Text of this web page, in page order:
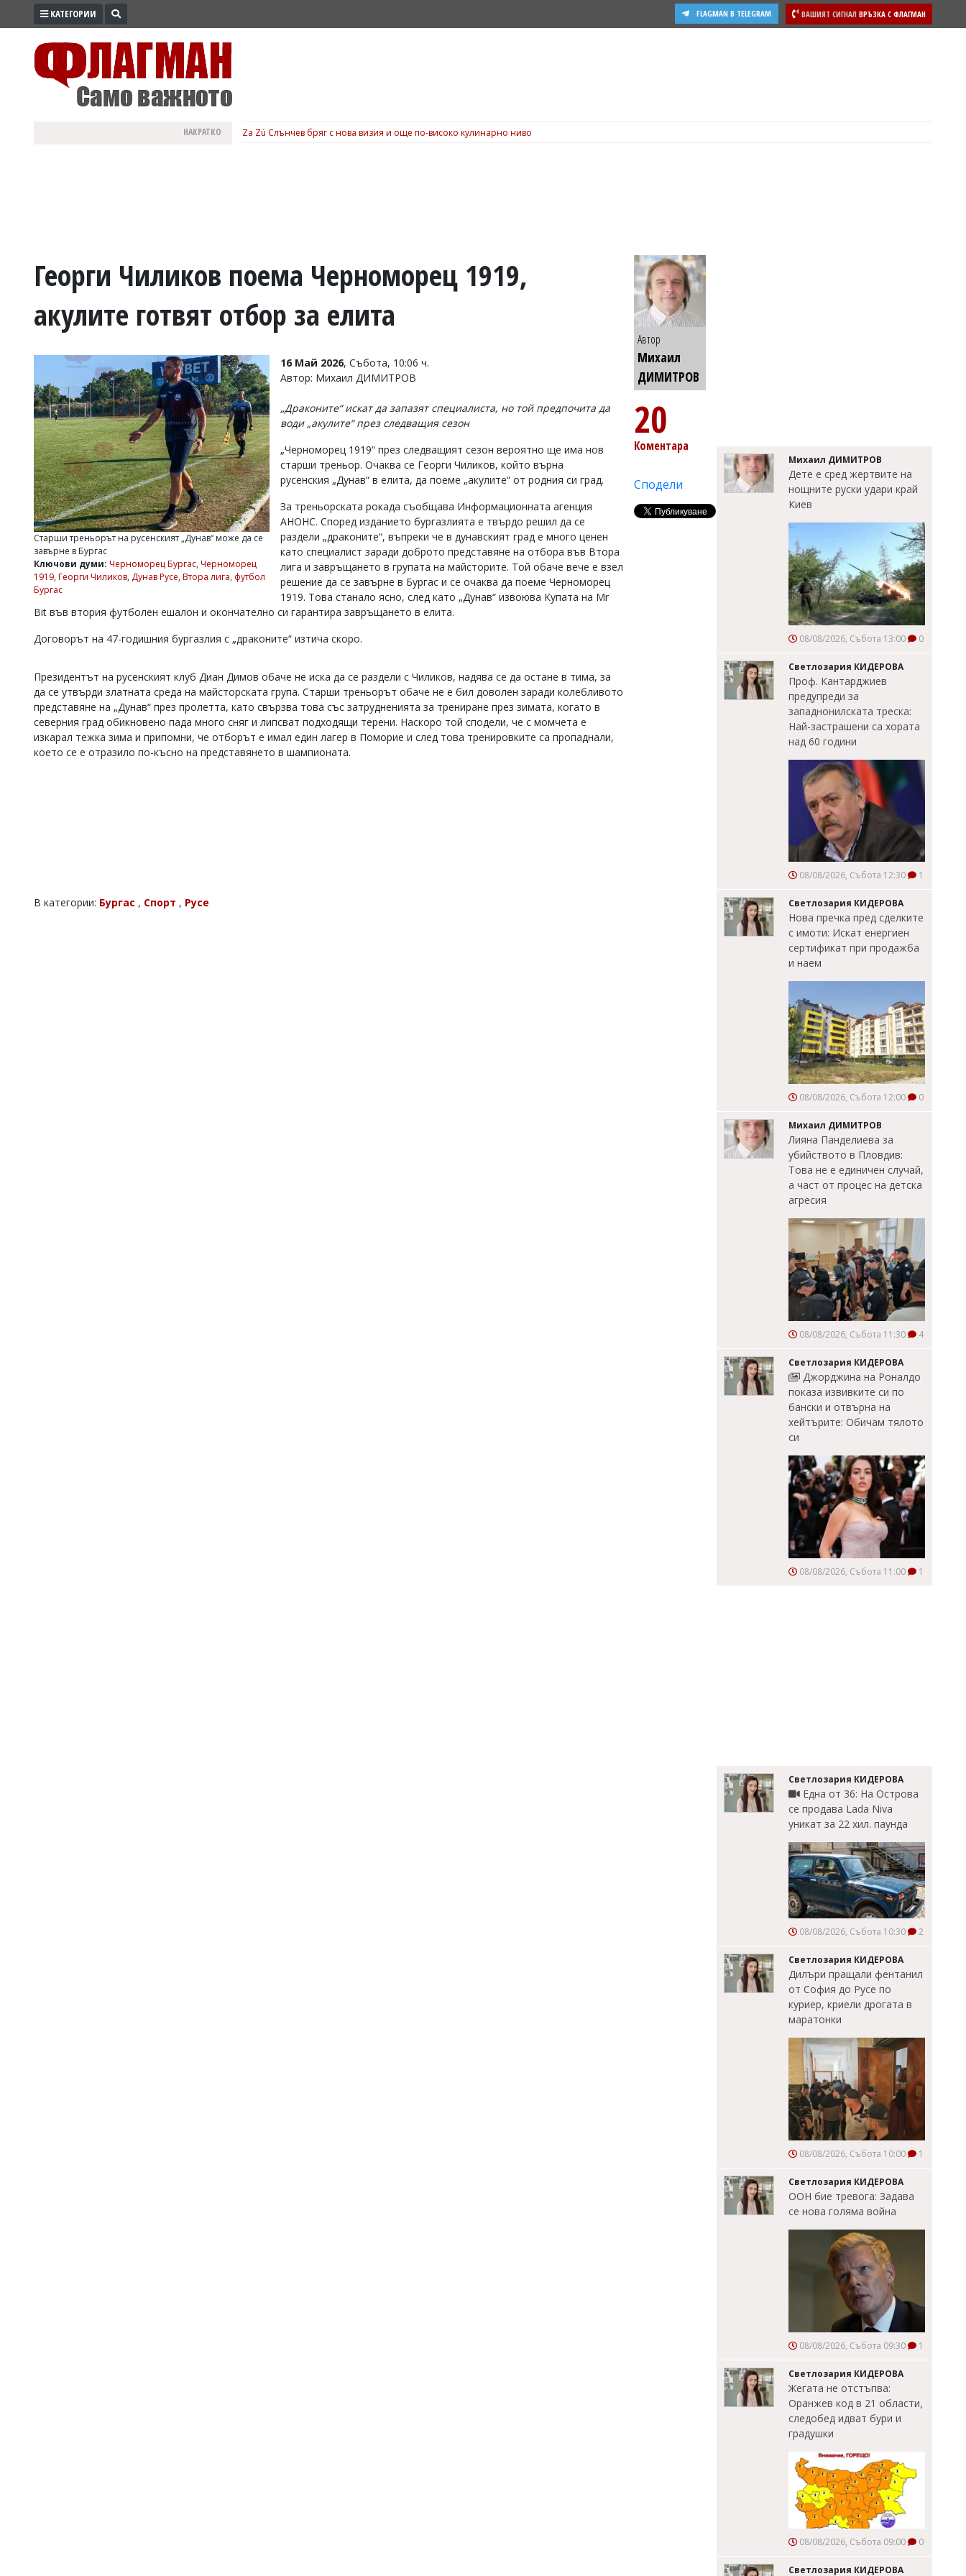
ПРОМО
ВОЙНАТА
УКРАЙНА
БИЗНЕС
Управители:
Веселин
Василев,
v.vasilev@flagman.bg
Касабова,
k.kassabova@flagman.bg
Главен
редактор:
office@flagman.bg
статиите
въвеждат
читателите
коментар,
КАТЕГОРИИ ВАШИЯТ СИГНАЛ ВРЪЗКА С ФЛАГМАН
FLAGMAN В TELEGRAM
НАКРАТКО Za Zú Слънчев бряг с нова визия и още по-високо кулинарно ниво
Георги Чиликов поема Черноморец 1919,
акулите готвят отбор за елита
Старши треньорът на русенският „Дунав“ може да се
завърне в Бургас
Ключови думи: Черноморец Бургас, Черноморец
1919, Георги Чиликов, Дунав Русе, Втора лига, футбол
Бургас
16 Май 2026, Събота, 10:06 ч.
Автор: Михаил ДИМИТРОВ
„Драконите“ искат да запазят специалиста, но той предпочита да
води „акулите“ през следващия сезон
„Черноморец 1919“ през следващият сезон вероятно ще има нов
старши треньор. Очаква се Георги Чиликов, който върна
русенския „Дунав“ в елита, да поеме „акулите“ от родния си град.
За треньорската рокада съобщава Информационната агенция
АНОНС. Според изданието бургазлията е твърдо решил да се
раздели „драконите“, въпреки че в дунавският град е много ценен
като специалист заради доброто представяне на отбора във Втора
лига и завръщането в групата на майсторите. Той обаче вече е взел
решение да се завърне в Бургас и се очаква да поеме Черноморец
1919. Това станало ясно, след като „Дунав“ извоюва Купата на Mr
Bit във втория футболен ешалон и окончателно си гарантира завръщането в елита.
Договорът на 47-годишния бургазлия с „драконите“ изтича скоро.
Президентът на русенският клуб Диан Димов обаче не иска да се раздели с Чиликов, надява се да остане в тима, за
да се утвърди златната среда на майсторската група. Старши треньорът обаче не е бил доволен заради колебливото
представяне на „Дунав“ през пролетта, като свързва това със затрудненията за трениране през зимата, когато в
северния град обикновено пада много сняг и липсват подходящи терени. Наскоро той сподели, че с момчета е
изкарал тежка зима и припомни, че отборът е имал един лагер в Поморие и след това тренировките са пропаднали,
което се е отразило по-късно на представянето в шампионата.
В категории: Бургас , Спорт , Русе
Автор
Михаил
ДИМИТРОВ
20
Коментара
Сподели
Михаил ДИМИТРОВ
Дете е сред жертвите на
нощните руски удари край
Киев
08/08/2026, Събота 13:00 0
Светлозария КИДЕРОВА
Проф. Кантарджиев
предупреди за
западнонилската треска:
Най-застрашени са хората
над 60 години
08/08/2026, Събота 12:30 1
Светлозария КИДЕРОВА
Нова пречка пред сделките
с имоти: Искат енергиен
сертификат при продажба
и наем
08/08/2026, Събота 12:00 0
Михаил ДИМИТРОВ
Лияна Панделиева за
убийството в Пловдив:
Това не е единичен случай,
а част от процес на детска
агресия
08/08/2026, Събота 11:30 4
Светлозария КИДЕРОВА
Джорджина на Роналдо
показа извивките си по
бански и отвърна на
хейтърите: Обичам тялото
си
08/08/2026, Събота 11:00 1
Светлозария КИДЕРОВА
Една от 36: На Острова
се продава Lada Niva
уникат за 22 хил. паунда
08/08/2026, Събота 10:30 2
Светлозария КИДЕРОВА
Дилъри пращали фентанил
от София до Русе по
куриер, криели дрогата в
маратонки
08/08/2026, Събота 10:00 1
Светлозария КИДЕРОВА
ООН бие тревога: Задава
се нова голяма война
08/08/2026, Събота 09:30 1
Светлозария КИДЕРОВА
Жегата не отстъпва:
Оранжев код в 21 области,
следобед идват бури и
градушки
08/08/2026, Събота 09:00 0
Светлозария КИДЕРОВА